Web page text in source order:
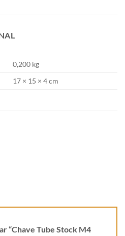
0,200 kg
17 × 15 × 4 cm
“Chave Tube Stock M4